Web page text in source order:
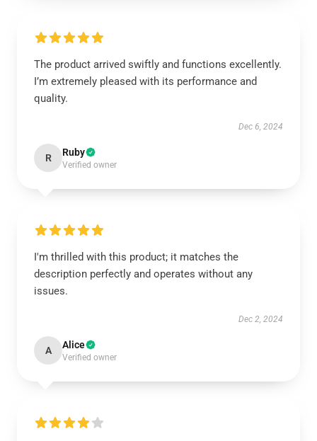
The product arrived swiftly and functions excellently.
I’m extremely pleased with its performance and
quality.
Dec 6, 2024
R Ruby
Verified owner
I'm thrilled with this product; it matches the
description perfectly and operates without any
issues.
Dec 2, 2024
A Alice
Verified owner